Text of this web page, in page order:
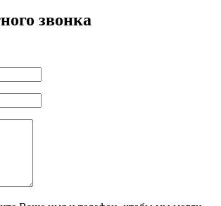
звонка